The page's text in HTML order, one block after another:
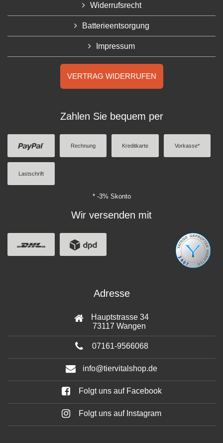
Widerrufsrecht
Batterieentsorgung
Impressum
VERTRAG WIDERRUFEN
Zahlen Sie bequem per
Rechnung Kreditkarte Vorkasse*
Lastschrift
* -3% Skonto
Wir versenden mit
Adresse
Hauptstrasse 34
73117 Wangen
07161-9566068
info@tiervitalshop.de
Folgt uns auf Facebook
Folgt uns auf Instagram